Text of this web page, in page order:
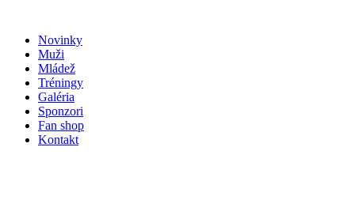
obsah
Novinky
Muži
Mládež
Tréningy
Galéria
Sponzori
Fan shop
Kontakt